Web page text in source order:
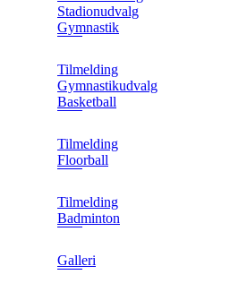
Stadionudvalg
Gymnastik
Tilmelding
Gymnastikudvalg
Basketball
Tilmelding
Floorball
Tilmelding
Badminton
Galleri